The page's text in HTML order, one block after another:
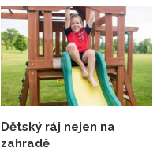
Dětský ráj nejen na
zahradě